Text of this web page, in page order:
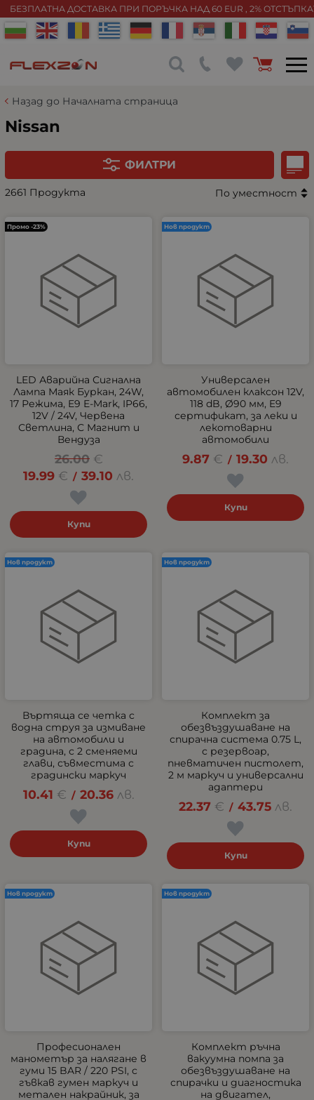
БЕЗПЛАТНА ДОСТАВКА ПРИ ПОРЪЧКА НАД 60 EUR , 2%
Назад до Началната страница
Nissan
ФИЛТРИ
2661 Продукта По уместност
LED Аварийна Сигнална
Лампа Маяк Буркан, 24W,
17 Режима, E9 E-Mark, IP66,
12V / 24V, Червена
Светлина, С Магнит и
Вендуза
26.00 €
19.99 € / 39.10 лв.
Купи
Промо -23%
Универсален
автомобилен клаксон 12V,
118 dB, Ø90 мм, E9
сертификат, за леки и
лекотоварни
автомобили
9.87 € / 19.30 лв.
Купи
Нов продукт
Въртяща се четка с
водна струя за измиване
на автомобили и
градина, с 2 сменяеми
глави, съвместима с
градински маркуч
10.41 € / 20.36 лв.
Купи
Нов продукт
Комплект за
обезвъздушаване на
спирачна система 0.75 L,
с резервоар,
пневматичен пистолет,
2 м маркуч и универсални
адаптери
22.37 € / 43.75 лв.
Купи
Нов продукт
Професионален
манометър за налягане в
гуми 15 BAR / 220 PSI, с
гъвкав гумен маркуч и
метален накрайник, за
Нов продукт
Комплект ръчна
вакуумна помпа за
обезвъздушаване на
спирачки и диагностика
на двигател,
Нов продукт